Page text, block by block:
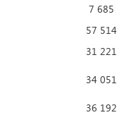
7 685
57 514
31 221
34 051
36 192